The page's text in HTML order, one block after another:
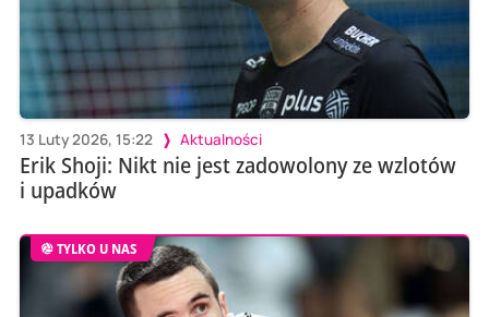
13 Luty 2026, 15:22 Aktualności
Erik Shoji: Nikt nie jest zadowolony ze wzlotów
i upadków
TYLKO U NAS